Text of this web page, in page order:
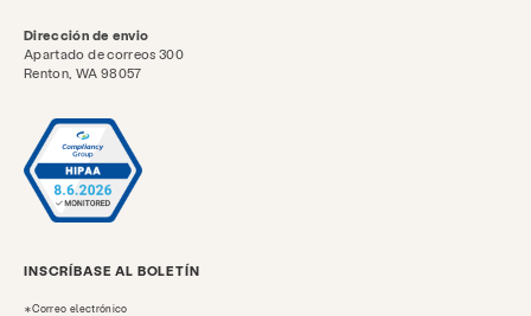
Dirección de envio
Apartado de correos 300
Renton, WA 98057
INSCRÍBASE AL BOLETÍN
Correo electrónico